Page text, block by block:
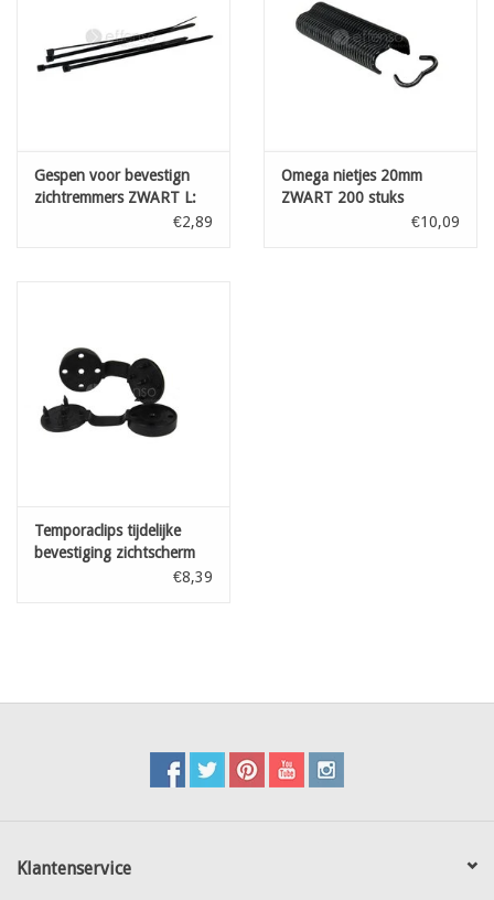
OPGELET! Online kan U enkel de totale lengte in 1 stuk bestellen
- wenst U verschillende kleinere afgesneden stukken -
neem dan contact met ons op voor een aangepaste offerte
Gespen voor bevestign
zichtremmers ZWART L:
€2,89
Omega nietjes 20mm
ZWART 200 stuks
€10,09
Temporaclips tijdelijke
bevestiging zichtscherm
€8,39
Klantenservice